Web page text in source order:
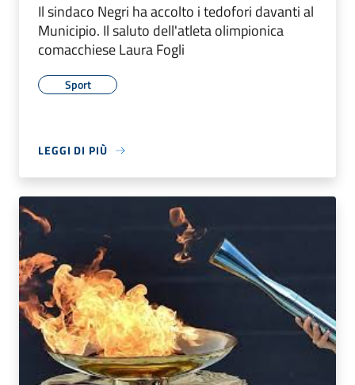
Il sindaco Negri ha accolto i tedofori davanti al
Municipio. Il saluto dell'atleta olimpionica
comacchiese Laura Fogli
Sport
LEGGI DI PIÙ